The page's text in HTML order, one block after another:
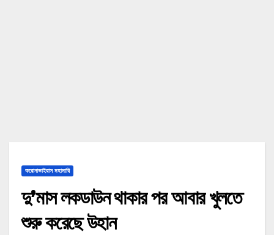
করোনাভাইরাস মহামারি
দু’মাস লকডাউন থাকার পর আবার খুলতে
শুরু করেছে উহান